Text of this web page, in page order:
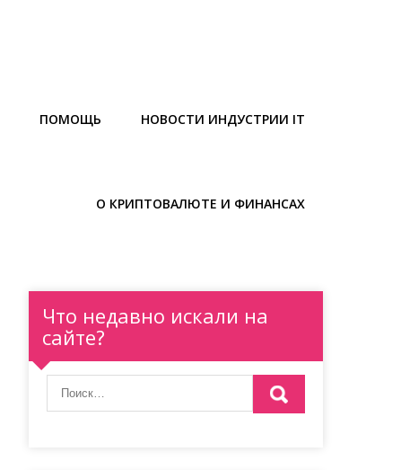
ПОМОЩЬ НОВОСТИ ИНДУСТРИИ IT
О КРИПТОВАЛЮТЕ И ФИНАНСАХ
Что недавно искали на
сайте?